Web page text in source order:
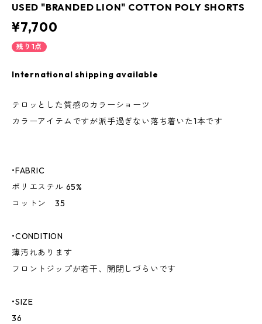
USED "BRANDED LION" COTTON POLY SHORTS
¥7,700
残り1点
International shipping available
テロッとした質感のカラーショーツ
カラーアイテムですが派手過ぎない落ち着いた1本です
•FABRIC
ポリエステル 65%
コットン 35
•CONDITION
薄汚れあります
フロントジップが若干、開閉しづらいです
•SIZE
36